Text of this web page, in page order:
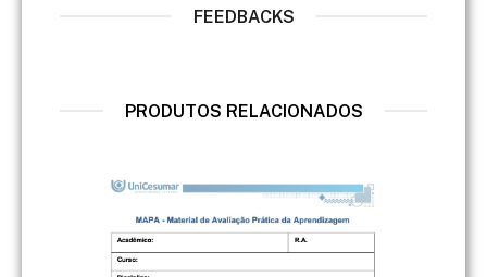
FEEDBACKS
PRODUTOS RELACIONADOS